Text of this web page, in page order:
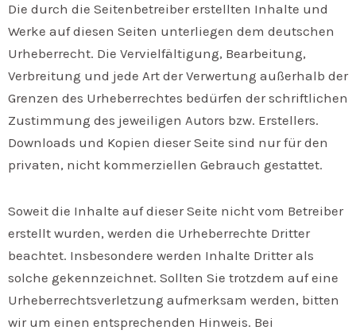
Die durch die Seitenbetreiber erstellten Inhalte und
Werke auf diesen Seiten unterliegen dem deutschen
Urheberrecht. Die Vervielfältigung, Bearbeitung,
Verbreitung und jede Art der Verwertung außerhalb der
Grenzen des Urheberrechtes bedürfen der schriftlichen
Zustimmung des jeweiligen Autors bzw. Erstellers.
Downloads und Kopien dieser Seite sind nur für den
privaten, nicht kommerziellen Gebrauch gestattet.
Soweit die Inhalte auf dieser Seite nicht vom Betreiber
erstellt wurden, werden die Urheberrechte Dritter
beachtet. Insbesondere werden Inhalte Dritter als
solche gekennzeichnet. Sollten Sie trotzdem auf eine
Urheberrechtsverletzung aufmerksam werden, bitten
wir um einen entsprechenden Hinweis. Bei